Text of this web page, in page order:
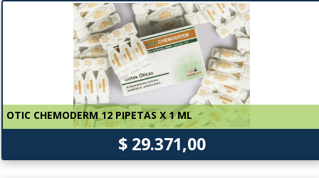
OTIC CHEMODERM 12 PIPETAS X 1 ML
$ 29.371,00